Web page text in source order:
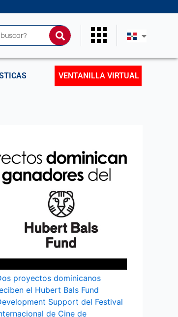
VENTANILLA VIRTUAL
proyectos dominicanos
el Hubert Bals Fund
Support del Festival
de Cine de